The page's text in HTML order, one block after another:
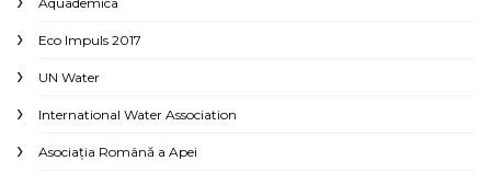
Eco Impuls 2017
UN Water
International Water Association
Asociaţia Română a Apei